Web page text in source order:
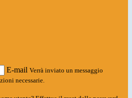
E-mail Verrà inviato un messaggio
necessarie.